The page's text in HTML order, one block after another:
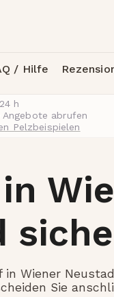
/ Hilfe
h
abrufen
Pelzbeispielen
Wiener
Sie